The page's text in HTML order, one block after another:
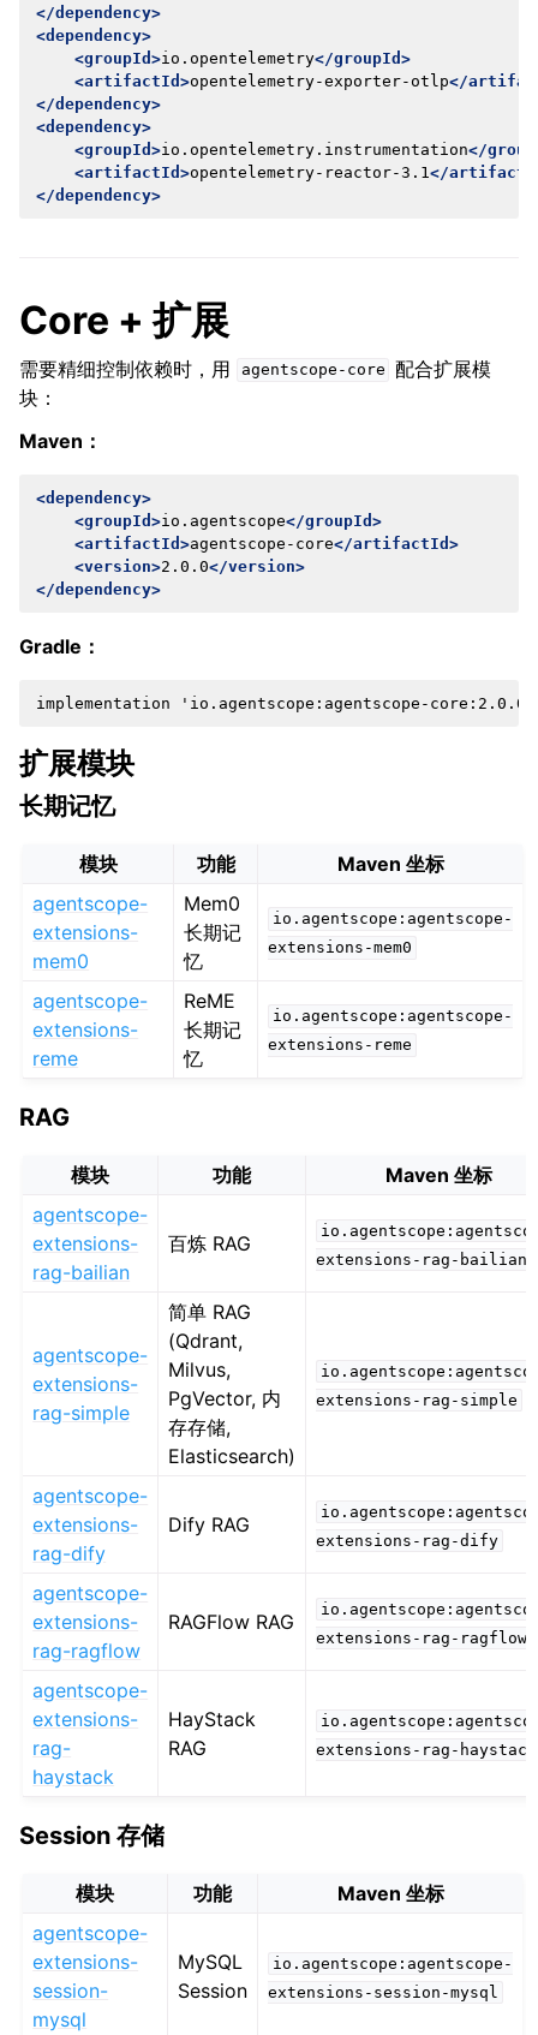
</dependency>
<dependency>
<groupId>io.opentelemetry</groupId>
<artifactId>opentelemetry-exporter-otlp</
</dependency>
<dependency>
<groupId>io.opentelemetry.instrumentation</
<artifactId>opentelemetry-reactor-3.1 </
</dependency>
Core + 扩展
需要精细控制依赖时，用 agentscope-core 配合扩展模
块：
Maven：
<dependency>
<groupId>io.agentscope</groupId>
<artifactId>agentscope-core</artifactId>
<version>2.0.0</version>
</dependency>
Gradle：
扩展模块
长期记忆
模块 功能
Maven 坐标
agentscope-
extensions-
mem0
Mem0
长期记
忆
io.agentscope:agentscope-
extensions-mem0
agentscope-
extensions-
reme
ReME
长期记
忆
io.agentscope:agentscope-
extensions-reme
RAG
模块 功能
Maven 坐标
agentscope-
extensions-
rag-bailian
百炼 RAG
extensions-rag-bailian
agentscope-
extensions-
rag-simple
简单 RAG
(Qdrant,
Milvus,
PgVector, 内
存存储,
Elasticsearch)
extensions-rag-simple
agentscope-
extensions-
rag-dify
Dify RAG
extensions-rag-dify
agentscope-
extensions-
rag-ragflow
RAGFlow RAG
extensions-rag-ragflow
agentscope-
extensions-
rag-
haystack
HayStack
RAG
extensions-rag-haystack
Session 存储
模块 功能
Maven 坐标
agentscope-
extensions-
session-
mysql
MySQL
Session
io.agentscope:agentscope-
extensions-session-mysql